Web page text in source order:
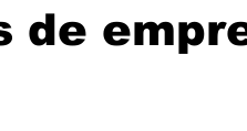
Fotos
de